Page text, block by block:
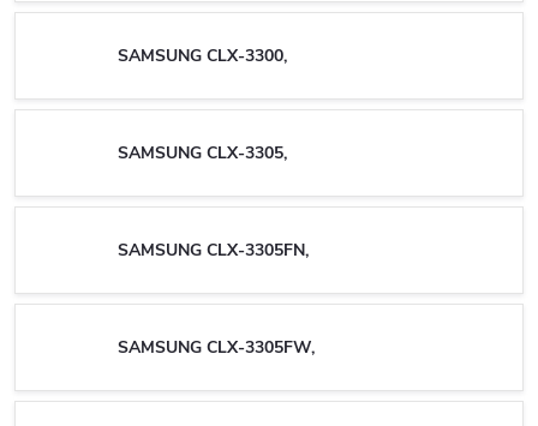
SAMSUNG CLX-3300,
SAMSUNG CLX-3305,
SAMSUNG CLX-3305FN,
SAMSUNG CLX-3305FW,